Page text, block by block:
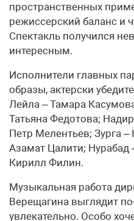
пространственных
режиссерский баланс и
Спектакль получился
интересным.
Исполнители главных
образы, актерски
Лейла – Тамара
Татьяна Федотова;
Петр Мелентьев; Зурга –
Азамат Цалити; Нурабад
Кирилл Филин.
Музыкальная работа
Верещагина выглядит
увлекательно. Особо